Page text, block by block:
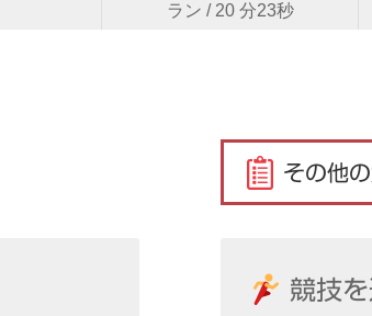
ラン / 20 分23秒